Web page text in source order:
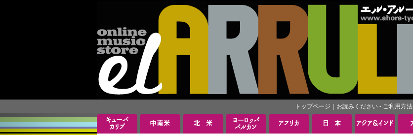
トップページ お読みください - ご利用方法